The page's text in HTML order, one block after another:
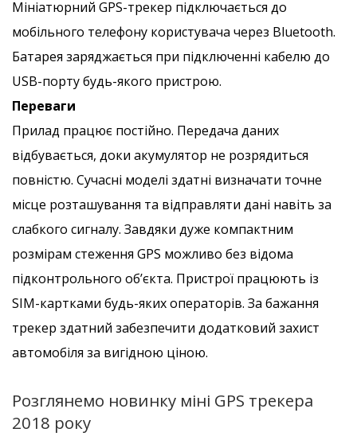
Мініатюрний GPS-трекер підключається до
мобільного телефону користувача через Bluetooth.
Батарея заряджається при підключенні кабелю до
USB-порту будь-якого пристрою.
Переваги
Прилад працює постійно. Передача даних
відбувається, доки акумулятор не розрядиться
повністю. Сучасні моделі здатні визначати точне
місце розташування та відправляти дані навіть за
слабкого сигналу. Завдяки дуже компактним
розмірам стеження GPS можливо без відома
підконтрольного об’єкта. Пристрої працюють із
SIM-картками будь-яких операторів. За бажання
трекер здатний забезпечити додатковий захист
автомобіля за вигідною ціною.
Розглянемо новинку міні GPS трекера
2018 року